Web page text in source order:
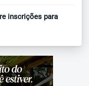
inscrições para